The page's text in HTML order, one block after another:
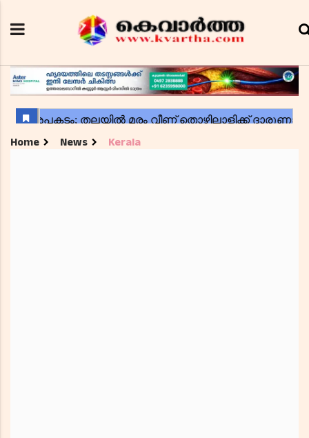
Home News Kerala